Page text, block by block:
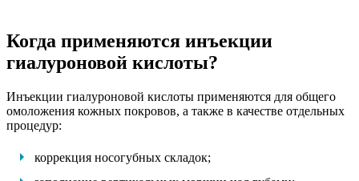
Когда применяются инъекции
гиалуроновой кислоты?
Инъекции гиалуроновой кислоты применяются для общего
омоложения кожных покровов, а также в качестве отдельных
процедур:
коррекция носогубных складок;